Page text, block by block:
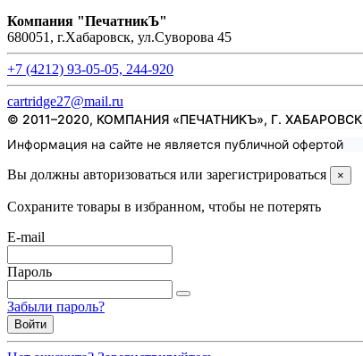
Компания "ПечатникЪ"
680051, г.Хабаровск, ул.Суворова 45
+7 (4212) 93-05-05, 244-920
cartridge27@mail.ru
© 2011–2020, КОМПАНИЯ «ПЕЧАТНИКЪ», Г. ХАБАРОВСК
Информация на сайте не является публичной офертой
Вы должны авторизоваться или зарегистрироваться
×
Сохраните товары в избранном, чтобы не потерять
E-mail
Пароль
Забыли пароль?
Войти